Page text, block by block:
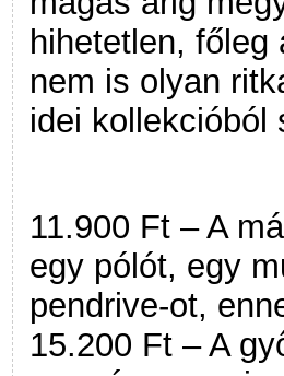
hihetetlen, főleg
nem is olyan
idei kollekcióból
11.900 Ft – A
egy pólót, egy
pendrive-ot,
15.200 Ft – A